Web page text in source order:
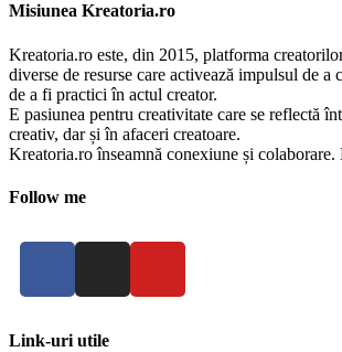
Misiunea Kreatoria.ro
Kreatoria.ro este, din 2015, platforma
diverse de resurse care activează impulsul de a
de a fi practici în actul creator.
E pasiunea pentru creativitate care se reflectă
creativ, dar și în afaceri creatoare.
Kreatoria.ro înseamnă conexiune și colaborare.
Follow me
Link-uri utile